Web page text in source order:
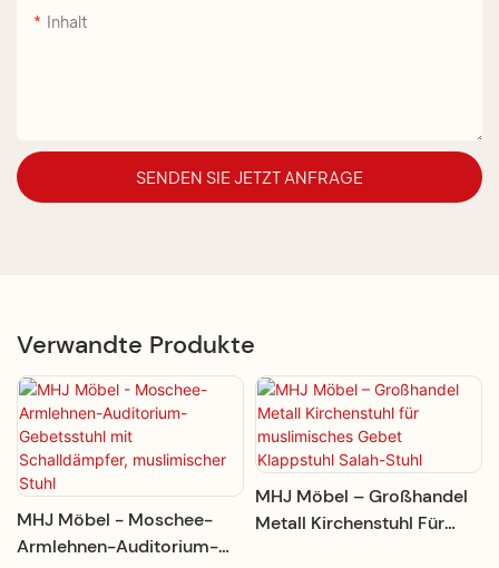
Inhalt
SENDEN SIE JETZT ANFRAGE
Verwandte Produkte
MHJ Möbel - Moschee-
Armlehnen-Auditorium-
MHJ Möbel – Großhandel
Metall Kirchenstuhl Für